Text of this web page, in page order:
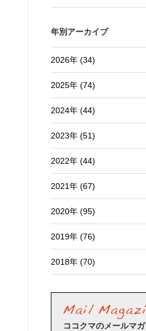
年別アーカイブ
2026年 (34)
2025年 (74)
2024年 (44)
2023年 (51)
2022年 (44)
2021年 (67)
2020年 (95)
2019年 (76)
2018年 (70)
ココクマのメールマ